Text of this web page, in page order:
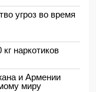
угроз во время
наркотиков
и Армении
миру